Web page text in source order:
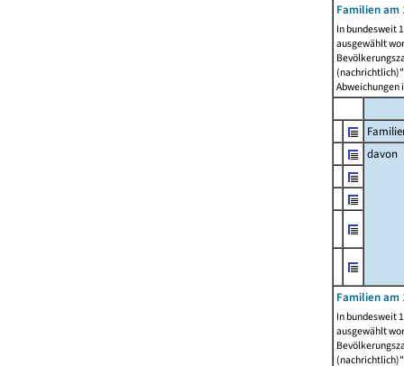
Familien am
In bundesweit
ausgewählt
Abweichungen
davon
Familien am
In bundesweit
ausgewählt